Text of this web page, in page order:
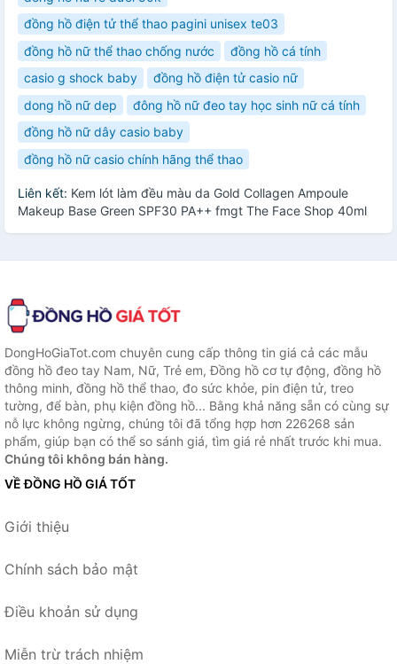
đồng hồ điện tử thể thao pagini unisex te03
đồng hồ nữ thể thao chống nước
đồng hồ cá tính
casio g shock baby
đồng hồ điện tử casio nữ
dong hồ nữ dep
đông hồ nữ đeo tay học sinh nữ cá tính
đồng hồ nữ dây casio baby
đồng hồ nữ casio chính hãng thể thao
Liên kết: Kem lót làm đều màu da Gold Collagen Ampoule
Makeup Base Green SPF30 PA++ fmgt The Face Shop 40ml
DongHoGiaTot.com chuyên cung cấp thông tin giá cả các mẫu
đồng hồ đeo tay Nam, Nữ, Trẻ em, Đồng hồ cơ tự động, đồng hồ
thông minh, đồng hồ thể thao, đo sức khỏe, pin điện tử, treo
tường, để bàn, phụ kiện đồng hồ... Bằng khả năng sẵn có cùng sự
nỗ lực không ngừng, chúng tôi đã tổng hợp hơn 226268 sản
phẩm, giúp bạn có thể so sánh giá, tìm giá rẻ nhất trước khi mua.
Chúng tôi không bán hàng.
VỀ ĐỒNG HỒ GIÁ TỐT
Giới thiệu
Chính sách bảo mật
Điều khoản sử dụng
Miễn trừ trách nhiệm